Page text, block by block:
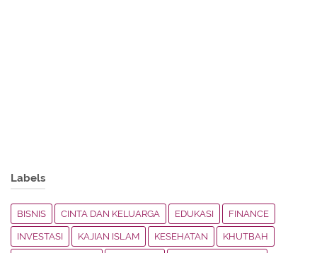
Labels
BISNIS CINTA DAN KELUARGA EDUKASI FINANCE
INVESTASI KAJIAN ISLAM KESEHATAN KHUTBAH